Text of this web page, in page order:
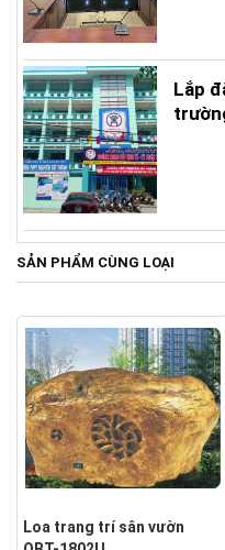
Lắp
SẢN PHẨM CÙNG LOẠI
Loa trang trí sân vườn